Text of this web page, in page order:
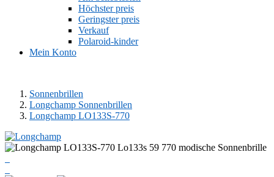
Höchster preis
Geringster preis
Verkauf
Polaroid-kinder
Mein Konto
Sonnenbrillen
Longchamp Sonnenbrillen
Longchamp LO133S-770